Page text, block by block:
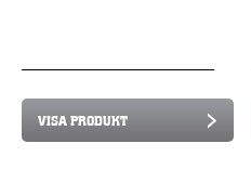
VISA PRODUKT